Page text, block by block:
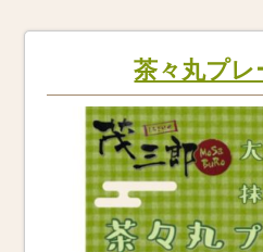
茶々丸プレ